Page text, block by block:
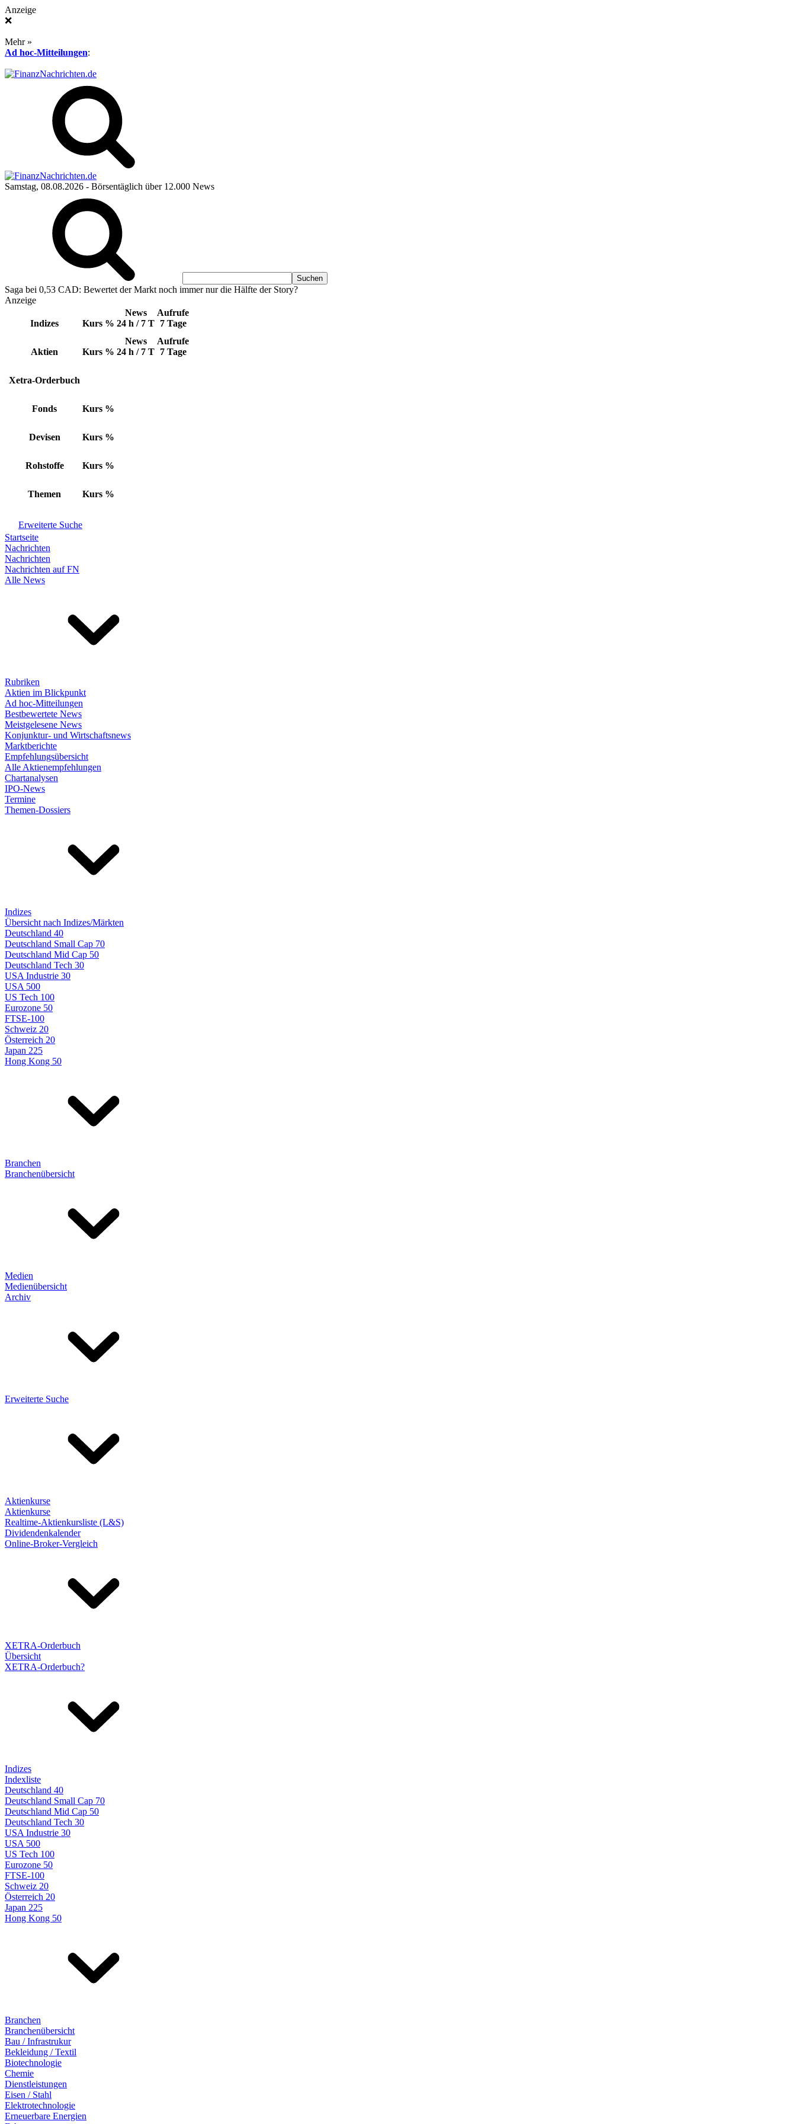
Anzeige
❌
Mehr »
Ad hoc-Mitteilungen:
Samstag, 08.08.2026 - Börsentäglich über 12.000 News
Saga bei 0,53 CAD: Bewertet der Markt noch immer nur die Hälfte der Story?
Anzeige
Indizes Kurs %
News
24 h / 7 T
Aufrufe
7 Tage
Aktien Kurs %
News
24 h / 7 T
Aufrufe
7 Tage
Xetra-Orderbuch
Fonds Kurs %
Devisen Kurs %
Rohstoffe Kurs %
Themen Kurs %
Erweiterte Suche
Startseite
Nachrichten
Nachrichten
Nachrichten auf FN
Alle News
Rubriken
Aktien im Blickpunkt
Ad hoc-Mitteilungen
Bestbewertete News
Meistgelesene News
Konjunktur- und Wirtschaftsnews
Marktberichte
Empfehlungsübersicht
Alle Aktienempfehlungen
Chartanalysen
IPO-News
Termine
Themen-Dossiers
Indizes
Übersicht nach Indizes/Märkten
Deutschland 40
Deutschland Small Cap 70
Deutschland Mid Cap 50
Deutschland Tech 30
USA Industrie 30
USA 500
US Tech 100
Eurozone 50
FTSE-100
Schweiz 20
Österreich 20
Japan 225
Hong Kong 50
Branchen
Branchenübersicht
Medien
Medienübersicht
Archiv
Erweiterte Suche
Aktienkurse
Aktienkurse
Realtime-Aktienkursliste (L&S)
Dividendenkalender
Online-Broker-Vergleich
XETRA-Orderbuch
Übersicht
XETRA-Orderbuch?
Indizes
Indexliste
Deutschland 40
Deutschland Small Cap 70
Deutschland Mid Cap 50
Deutschland Tech 30
USA Industrie 30
USA 500
US Tech 100
Eurozone 50
FTSE-100
Schweiz 20
Österreich 20
Japan 225
Hong Kong 50
Branchen
Branchenübersicht
Bau / Infrastrukur
Bekleidung / Textil
Biotechnologie
Chemie
Dienstleistungen
Eisen / Stahl
Elektrotechnologie
Erneuerbare Energien